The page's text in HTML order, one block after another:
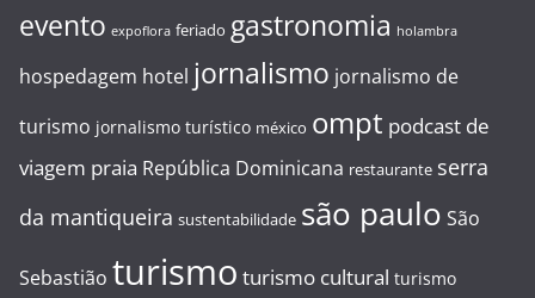
evento expoflora feriado gastronomia holambra
hospedagem hotel jornalismo jornalismo de
turismo jornalismo turístico méxico ompt podcast de
viagem praia República Dominicana restaurante serra
da mantiqueira sustentabilidade são paulo São
Sebastião turismo turismo cultural turismo